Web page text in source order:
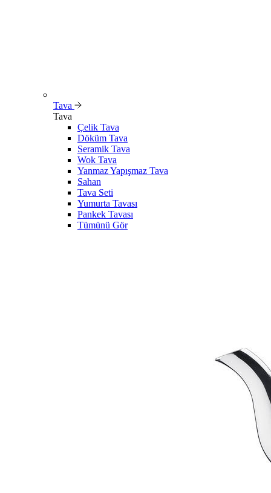
Tava
Tava
Çelik Tava
Döküm Tava
Seramik Tava
Wok Tava
Yanmaz Yapışmaz Tava
Sahan
Tava Seti
Yumurta Tavası
Pankek Tavası
Tümünü Gör